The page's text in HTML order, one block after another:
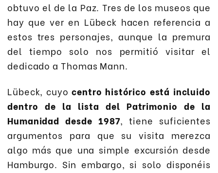
obtuvo el de la Paz. Tres de los museos que
hay que ver en Lübeck hacen referencia a
estos tres personajes, aunque la premura
del tiempo solo nos permitió visitar el
dedicado a Thomas Mann.
Lübeck, cuyo centro histórico está incluido
dentro de la lista del Patrimonio de la
Humanidad desde 1987, tiene suficientes
argumentos para que su visita merezca
algo más que una simple excursión desde
Hamburgo. Sin embargo, si solo disponéis